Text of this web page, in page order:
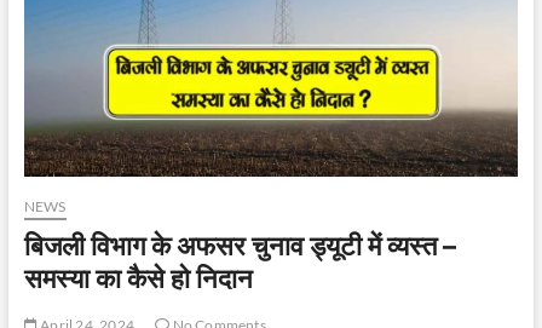
NEWS
बिजली विभाग के अफसर चुनाव ड्यूटी में व्यस्त –
समस्या का कैसे हो निदान